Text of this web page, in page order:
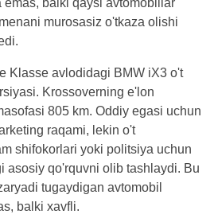
balki qaysi avtomobillar
murosasiz o'tkaza olishi
Klasse avlodidagi BMW iX3 o't
Krossoverning e'lon
805 km. Oddiy egasi uchun
raqami, lekin o't
shifokorlari yoki politsiya uchun
asosiy qo'rquvni olib tashlaydi. Bu
tugaydigan avtomobil
balki xavfli.